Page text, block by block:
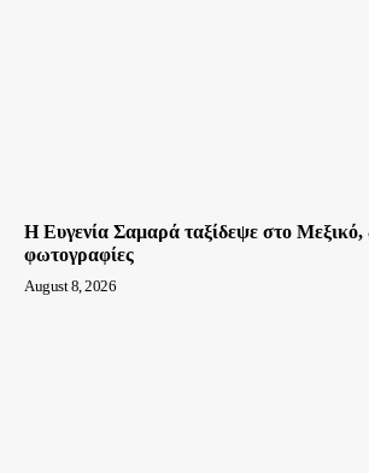
Η Ευγενία Σαμαρά ταξίδεψε στο Μεξικό,
φωτογραφίες
August 8, 2026